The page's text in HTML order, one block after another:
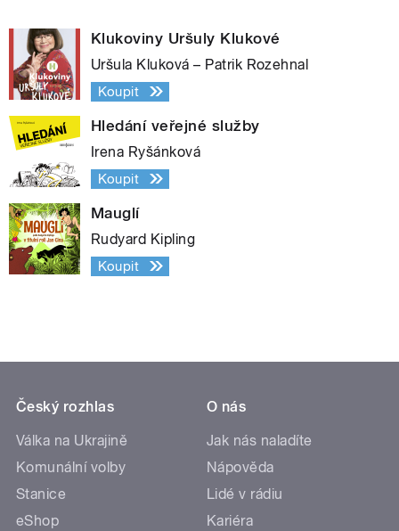
Klukoviny Uršuly Klukové
Uršula Kluková – Patrik Rozehnal
Koupit
Hledání veřejné služby
Irena Ryšánková
Koupit
Mauglí
Rudyard Kipling
Koupit
Český rozhlas
Válka na Ukrajině
Komunální volby
Stanice
eShop
O nás
Jak nás naladíte
Nápověda
Lidé v rádiu
Kariéra